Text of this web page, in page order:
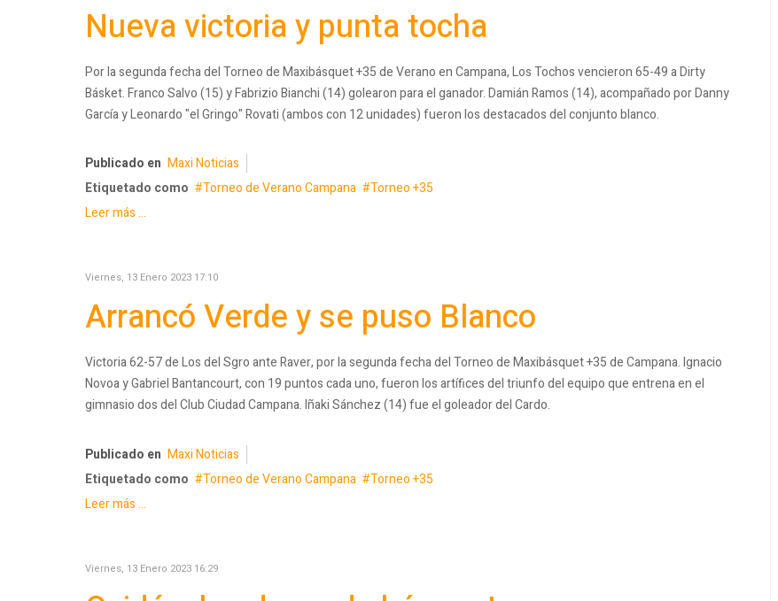
Nueva victoria y punta tocha
Por la segunda fecha del Torneo de Maxibásquet +35 de Verano en Campana, Los Tochos vencieron 65-49 a Dirty
Básket. Franco Salvo (15) y Fabrizio Bianchi (14) golearon para el ganador. Damián Ramos (14), acompañado por Danny
García y Leonardo "el Gringo" Rovati (ambos con 12 unidades) fueron los destacados del conjunto blanco.
Publicado en Maxi Noticias
Etiquetado como
Torneo de Verano Campana
Torneo +35
Leer más ...
Viernes, 13 Enero 2023 17:10
Arrancó Verde y se puso Blanco
Victoria 62-57 de Los del Sgro ante Raver, por la segunda fecha del Torneo de Maxibásquet +35 de Campana. Ignacio
Novoa y Gabriel Bantancourt, con 19 puntos cada uno, fueron los artífices del triunfo del equipo que entrena en el
gimnasio dos del Club Ciudad Campana. Iñaki Sánchez (14) fue el goleador del Cardo.
Publicado en Maxi Noticias
Etiquetado como
Torneo de Verano Campana
Torneo +35
Leer más ...
Viernes, 13 Enero 2023 16:29